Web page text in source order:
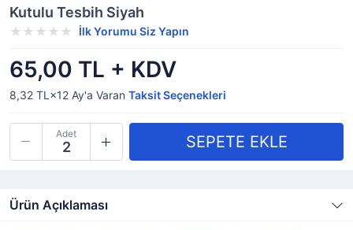
Kutulu Tesbih Siyah
İlk Yorumu Siz Yapın
65,00 TL + KDV
8,32 TL×12 Ay'a Varan Taksit Seçenekleri
Adet
Ürün Açıklaması